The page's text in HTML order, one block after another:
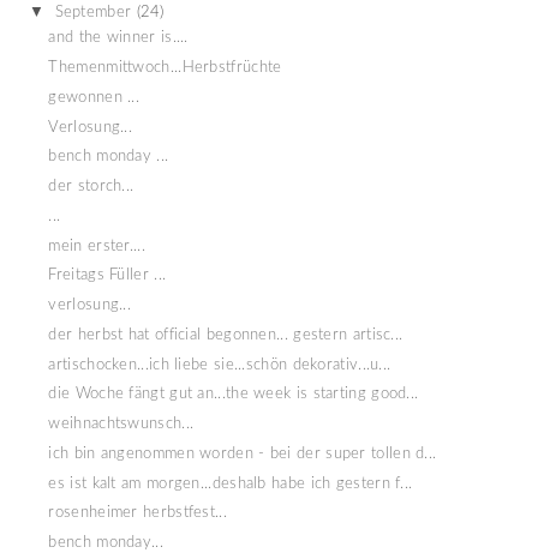
▼ September (24)
and the winner is....
Themenmittwoch...Herbstfrüchte
gewonnen ...
Verlosung...
bench monday ...
der storch...
...
mein erster....
Freitags Füller ...
verlosung...
der herbst hat official begonnen... gestern artisc...
artischocken...ich liebe sie...schön dekorativ...u...
die Woche fängt gut an...the week is starting good...
weihnachtswunsch...
ich bin angenommen worden - bei der super tollen d...
es ist kalt am morgen...deshalb habe ich gestern f...
rosenheimer herbstfest...
bench monday...